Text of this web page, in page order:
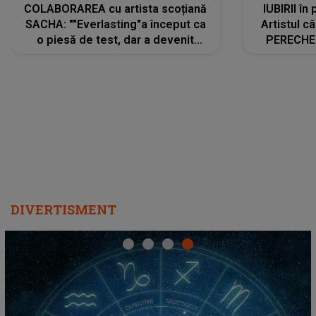
COLABORAREA cu artista scoțiană
SACHA: ""Everlasting"a început ca
o piesă de test, dar a devenit
IUBIRII
Artistul
DIVERTISMENT